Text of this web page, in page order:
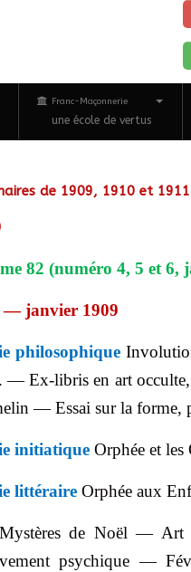
Franc-Maçonnerie
une école de vertus
de 1909, 1910 et 1911
82 (numéro 4, 5 et 6,
— janvier 1909
philosophique
— Ex-libris en art
— Essai sur la forme,
initiatique Orphée et
littéraire Orphée aux
de Noël — Art
psychique —